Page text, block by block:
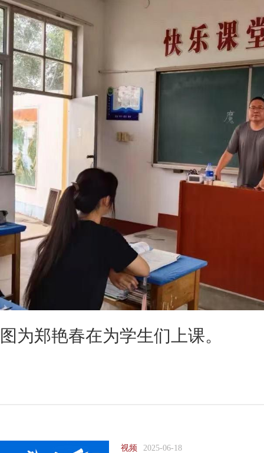
图为郑艳春在为学生们上课。
视频 2025-06-18